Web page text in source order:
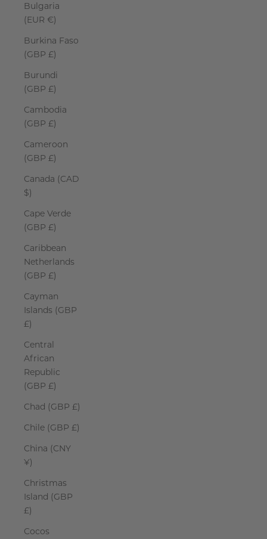
Bulgaria
(EUR €)
Burkina Faso
(GBP £)
Burundi
(GBP £)
Cambodia
(GBP £)
Cameroon
(GBP £)
Canada (CAD
$)
Cape Verde
(GBP £)
Caribbean
Netherlands
(GBP £)
Cayman
Islands (GBP
£)
Central
African
Republic
(GBP £)
Chad (GBP £)
Chile (GBP £)
China (CNY
¥)
Christmas
Island (GBP
£)
Cocos